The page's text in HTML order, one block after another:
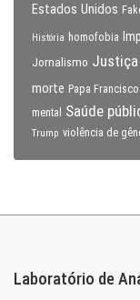
Estados Unidos
História homofobia
Jornalismo Justiça
morte Papa Francisco
mental
Saúde
Trump violência de
Laboratório de